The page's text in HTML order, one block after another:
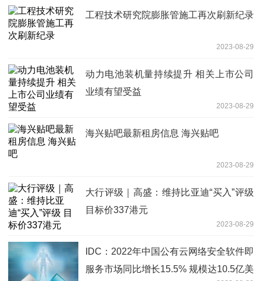
工程技术研究院膨胀管施工再次刷新纪录
2023-08-29
动力电池装机量持续提升 相关上市公司
业绩有望受益
2023-08-29
海兴贴吧最新租房信息 海兴贴吧
2023-08-29
大行评级｜高盛：维持比亚迪“买入”评级
目标价337港元
2023-08-29
IDC：2022年中国公有云网络安全软件即
服务市场同比增长15.5% 规模达10.5亿美